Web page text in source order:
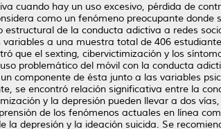
cuando hay un uso excesivo, pérdida de
como un fenómeno preocupante
de la conducta adictiva a redes
a una muestra total de 406
que el sexting, cibervictimización y los
problemático del móvil con la conducta
componente de ésta junto a las variables
se encontró relación significativa entre la
y la depresión pueden llevar a dos
de los fenómenos actuales en línea
la depresión y la ideación suicida. Se